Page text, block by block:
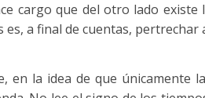
cargo que del otro lado existe
a final de cuentas, pertrechar
en la idea de que únicamente